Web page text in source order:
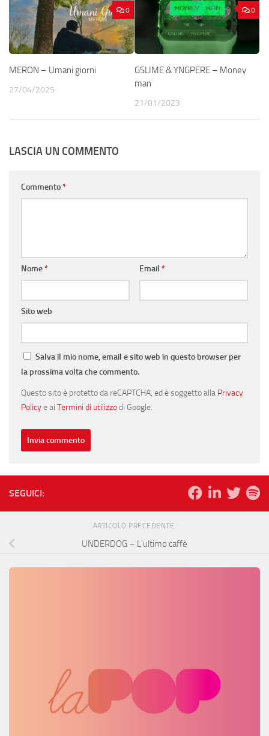
0
MERON – Umani giorni
27/04/2025
0
GSLIME & YNGPERE – Money
man
21/01/2023
LASCIA UN COMMENTO
Commento*
Nome* Email *
Sito web
Salva il mio nome, email e sito web in questo browser per
la prossima volta che commento.
Questo sito è protetto da reCAPTCHA, ed è soggetto alla Privacy
Policye ai Termini di utilizzodi Google.
SEGUICI:
ARTICOLO PRECEDENTE
UNDERDOG – L’ultimo caffè